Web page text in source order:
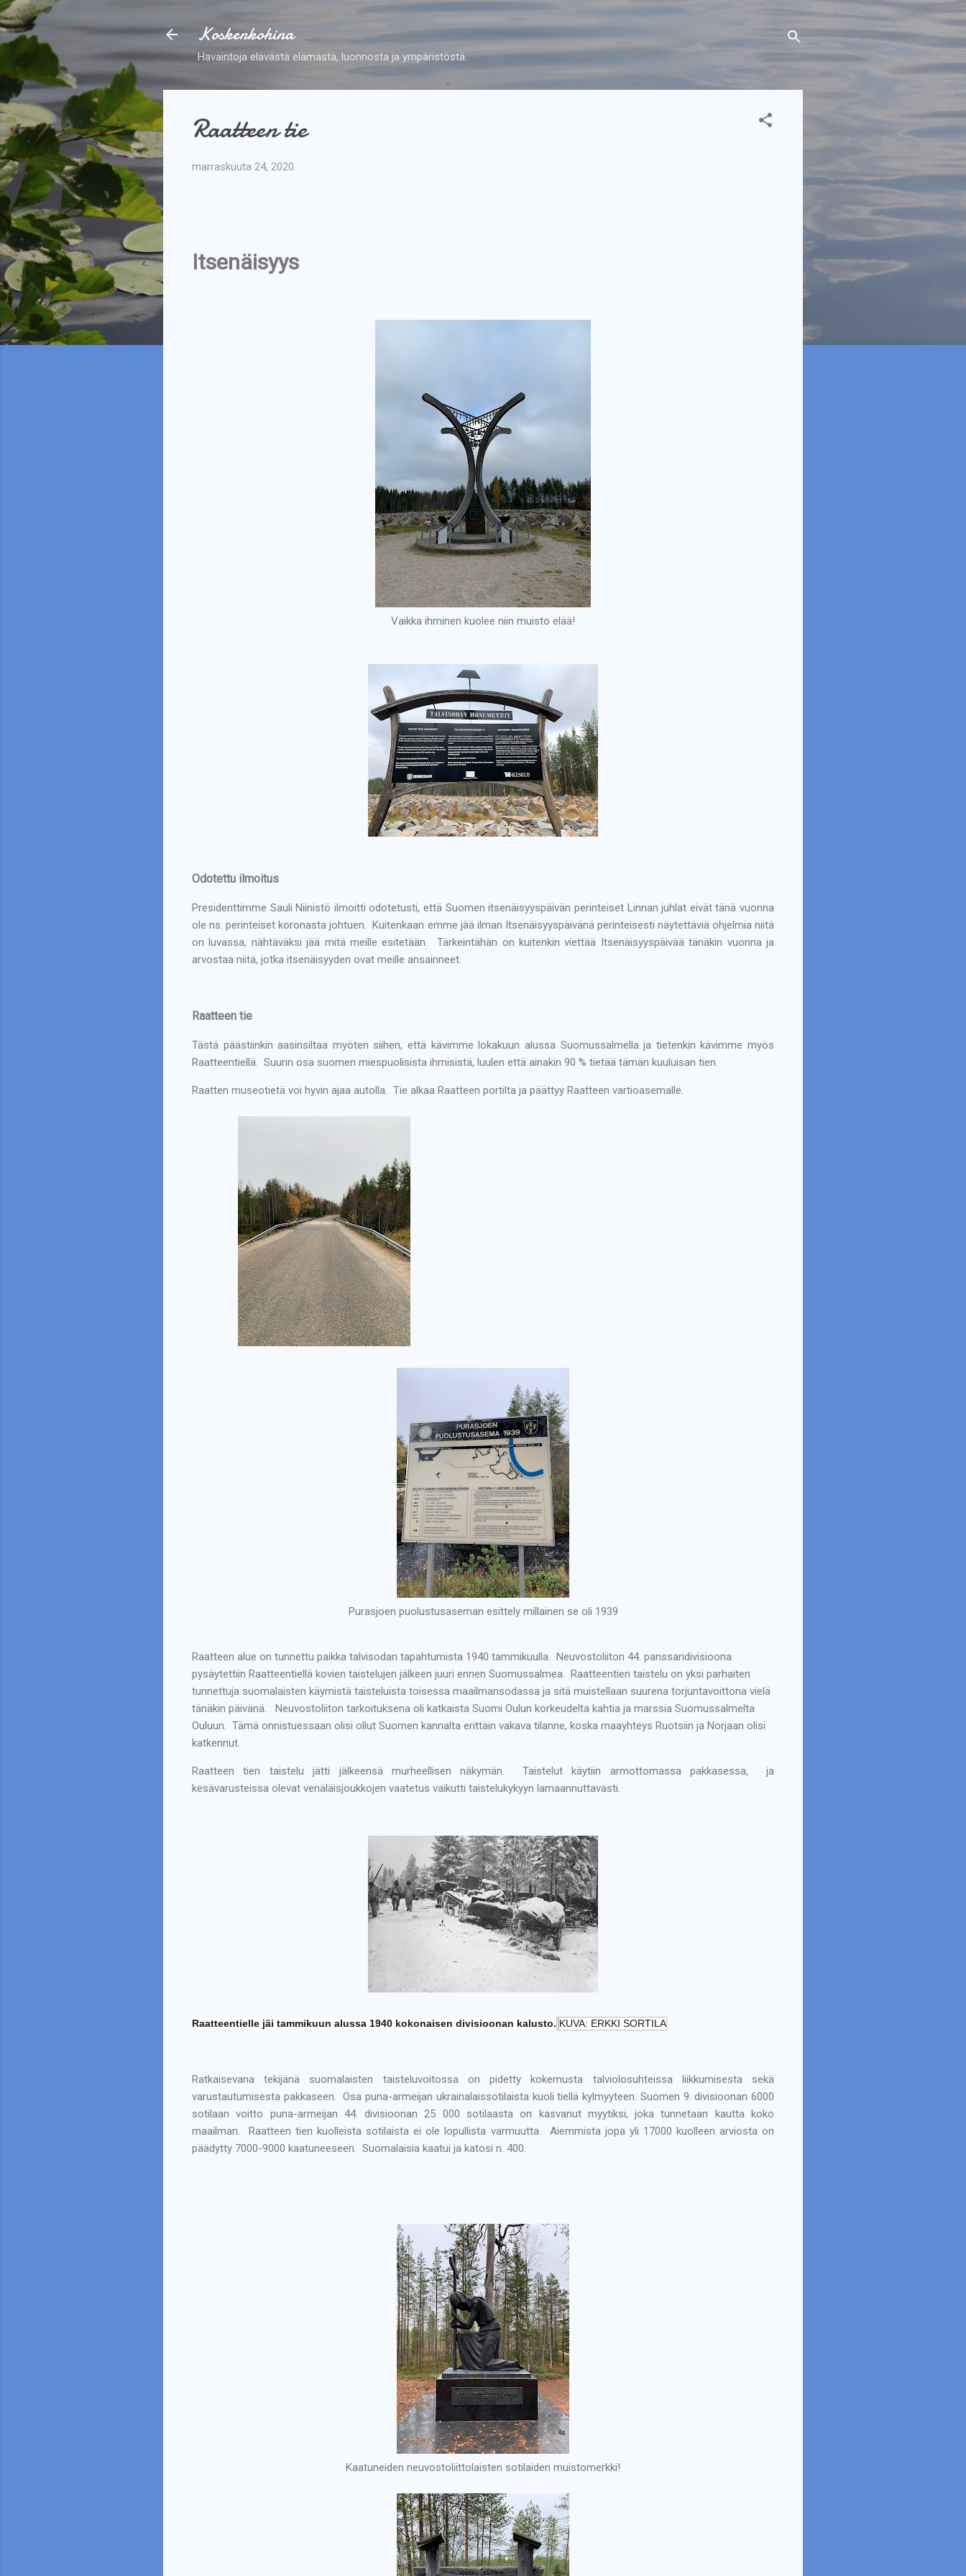
Koskenkohina
Havaintoja elävästä elämästä, luonnosta ja ympäristöstä.
Raatteen tie
marraskuuta 24, 2020
Itsenäisyys
Vaikka ihminen kuolee niin muisto elää!
Odotettu ilmoitus
Presidenttimme Sauli Niinistö ilmoitti odotetusti, että Suomen itsenäisyyspäivän perinteiset Linnan juhlat eivät tänä vuonna
ole ns. perinteiset koronasta johtuen. Kuitenkaan emme jää ilman Itsenäisyyspäivänä perinteisesti näytettäviä ohjelmia niitä
on luvassa, nähtäväksi jää mitä meille esitetään. Tärkeintähän on kuitenkin viettää Itsenäisyyspäivää tänäkin vuonna ja
arvostaa niitä, jotka itsenäisyyden ovat meille ansainneet.
Raatteen tie
Tästä päästiinkin aasinsiltaa myöten siihen, että kävimme lokakuun alussa Suomussalmella ja tietenkin kävimme myös
Raatteentiellä. Suurin osa suomen miespuolisista ihmisistä, luulen että ainakin 90 % tietää tämän kuuluisan tien.
Raatten museotietä voi hyvin ajaa autolla. Tie alkaa Raatteen portilta ja päättyy Raatteen vartioasemalle.
Purasjoen puolustusaseman esittely millainen se oli 1939
Raatteen alue on tunnettu paikka talvisodan tapahtumista 1940 tammikuulla.
Neuvostoliiton 44. panssaridivisioona
pysäytettiin Raatteentiellä kovien taistelujen jälkeen juuri ennen Suomussalmea.
Raatteentien taistelu on yksi parhaiten
tunnettuja suomalaisten käymistä taisteluista toisessa maailmansodassa ja sitä muistellaan suurena torjuntavoittona vielä
tänäkin päivänä.
Neuvostoliiton tarkoituksena oli katkaista Suomi Oulun korkeudelta kahtia ja marssia Suomussalmelta
Ouluun. Tämä onnistuessaan olisi ollut Suomen kannalta erittäin vakava tilanne, koska maayhteys Ruotsiin ja Norjaan olisi
katkennut.
Raatteen tien taistelu jätti jälkeensä murheellisen näkymän. Taistelut käytiin armottomassa pakkasessa,
ja
kesävarusteissa olevat venäläisjoukkojen vaatetus vaikutti taistelukykyyn lamaannuttavasti.
Raatteentielle jäi tammikuun alussa 1940 kokonaisen divisioonan kalusto. KUVA: ERKKI SORTILA
Ratkaisevana tekijänä suomalaisten taisteluvoitossa on pidetty kokemusta talviolosuhteissa liikkumisesta sekä
varustautumisesta pakkaseen. Osa puna-armeijan ukrainalaissotilaista kuoli tiellä kylmyyteen. Suomen 9. divisioonan 6000
sotilaan voitto puna-armeijan 44. divisioonan 25 000 sotilaasta on kasvanut myytiksi, joka tunnetaan kautta koko
maailman. Raatteen tien kuolleista sotilaista ei ole lopullista varmuutta. Aiemmista jopa yli 17000 kuolleen arviosta on
päädytty 7000-9000 kaatuneeseen. Suomalaisia kaatui ja katosi n. 400.
Kaatuneiden neuvostoliittolaisten sotilaiden muistomerkki!